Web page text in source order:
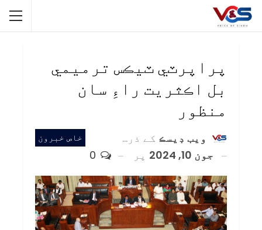
پراپرٽي ٽيڪس ترميمي
بل اڪثريت راءِ سان
منظور
خاص خبرون ويب ڊيسڪ کے ذریعہ
جون 10, 2024
پر